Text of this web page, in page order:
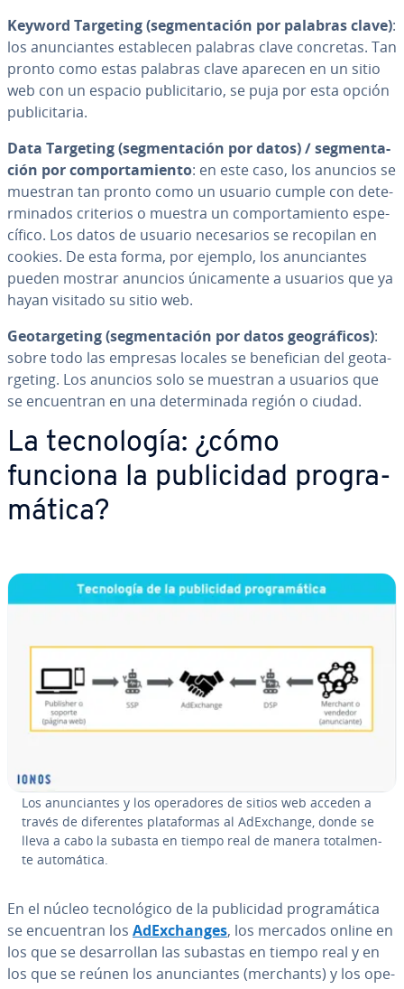
Keyword Targeting (se­g­me­n­ta­ción por palabras clave):
los anu­n­cia­n­tes es­ta­ble­cen palabras clave concretas. Tan
pronto como estas palabras clave aparecen en un sitio
web con un espacio pu­bli­ci­ta­rio, se puja por esta opción
pu­bli­ci­ta­ria.
Data Targeting (se­g­me­n­ta­ción por datos) /se­g­me­n­ta­
ción por co­m­po­r­ta­mie­n­to: en este caso, los anuncios se
muestran tan pronto como un usuario cumple con de­te­
r­mi­na­dos criterios o muestra un co­m­po­r­ta­mie­n­to es­pe­
cí­fi­co. Los datos de usuario ne­ce­sa­rios se recopilan en
cookies. De esta forma, por ejemplo, los anu­n­cia­n­tes
pueden mostrar anuncios úni­ca­me­n­te a usuarios que ya
hayan visitado su sitio web.
Geo­ta­r­ge­ti­ng (se­g­me­n­ta­ción por datos geo­grá­fi­cos):
sobre todo las empresas locales se be­ne­fi­cian del geo­ta­
r­ge­ti­ng. Los anuncios solo se muestran a usuarios que
se en­cue­n­tran en una de­te­r­mi­na­da región o ciudad.
La te­c­no­lo­gía: ¿cómo
funciona la pu­bli­ci­dad pro­gra­
má­ti­ca?
Los anu­n­cia­n­tes y los ope­ra­do­res de sitios web acceden a
través de di­fe­re­n­tes pla­ta­fo­r­mas al AdE­x­cha­n­ge, donde se
lleva a cabo la subasta en tiempo real de manera to­ta­l­me­n­
te au­to­má­ti­ca.
En el núcleo te­c­no­ló­gi­co de la pu­bli­ci­dad pro­gra­má­ti­ca
se en­cue­n­tran los AdE­x­cha­n­ges, los mercados online en
los que se de­sa­rro­llan las subastas en tiempo real y en
los que se reúnen los anu­n­cia­n­tes (merchants) y los ope­